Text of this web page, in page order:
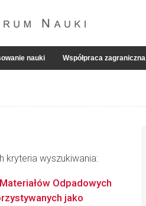
nauki Współpraca zagraniczna
kryteria wyszukiwania:
Odpadowych
jako